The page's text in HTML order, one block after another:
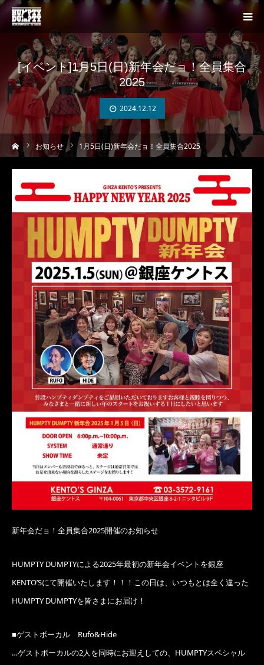
[イベント]1月5日(日)新年会だョ！全員集合
2025
2024.12.12
お知らせ 1月5日(日)新年会だョ！全員集合2025
新年会だョ！全員集合2025開催のお知らせ
HUMPTY DUMPTYによる2025年最初の新年会イベントを銀座
KENTO’Sにて開催いたします！！！この日は、いつもとは全く違った
HUMPTY DUMPTYを皆さまにお届け！
■ゲストボーカル Rufo&Hide
…ゲストボーカルの2人を同時にお迎えしての、HUMPTYスペシャル